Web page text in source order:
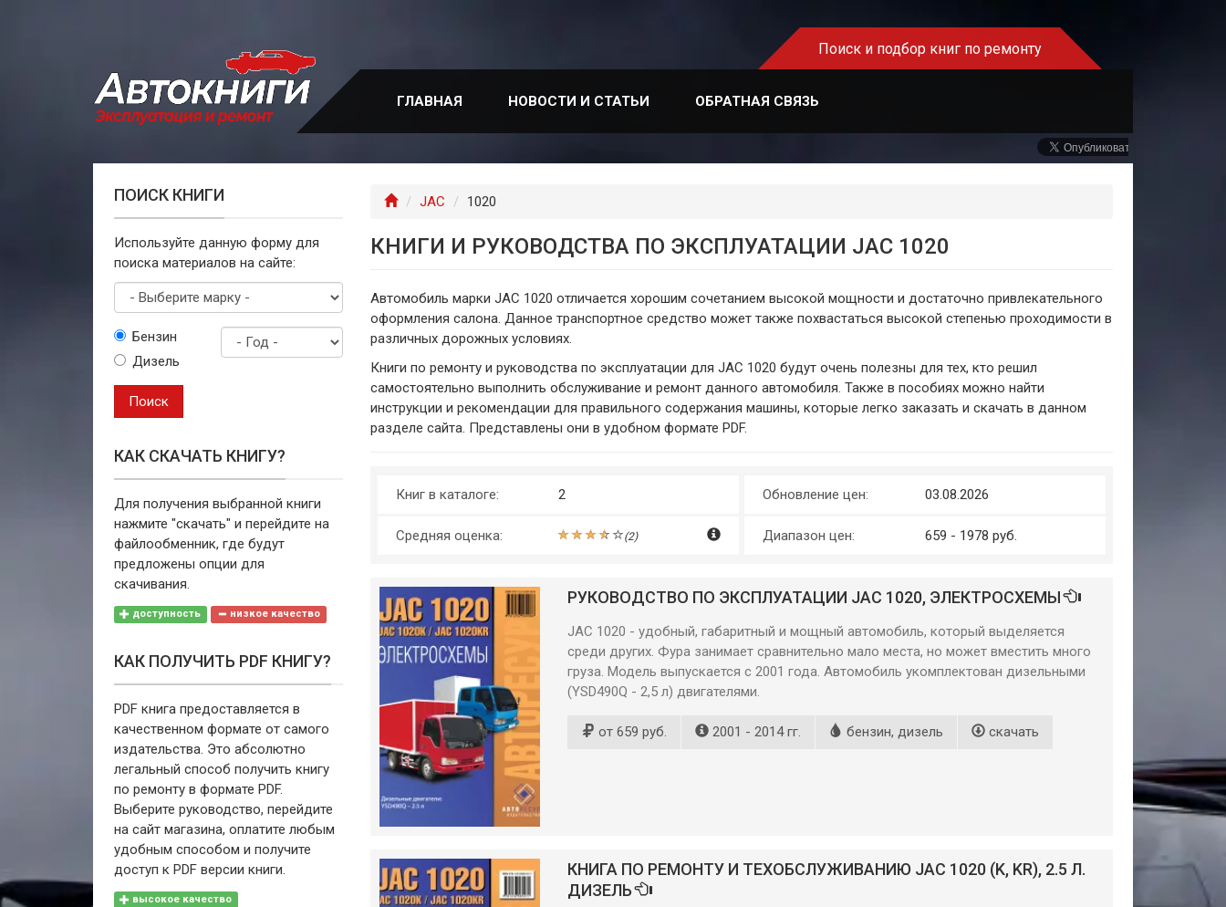
Поиск и подбор книг по ремонту
ГЛАВНАЯ НОВОСТИ И СТАТЬИ ОБРАТНАЯ СВЯЗЬ
Главная
JAC 1020
КНИГИ И РУКОВОДСТВА ПО ЭКСПЛУАТАЦИИ JAC 1020
Автомобиль марки JAC 1020 отличается хорошим сочетанием высокой мощности и достаточно привлекательного
оформления салона. Данное транспортное средство может также похвастаться высокой степенью проходимости в
различных дорожных условиях.
Книги по ремонту и руководства по эксплуатации для JAC 1020 будут очень полезны для тех, кто решил
самостоятельно выполнить обслуживание и ремонт данного автомобиля. Также в пособиях можно найти
инструкции и рекомендации для правильного содержания машины, которые легко заказать и скачать в данном
разделе сайта. Представлены они в удобном формате PDF.
Книг в каталоге: 2 Обновление цен: 03.08.2026
Средняя оценка: (2) Диапазон цен: 659 - 1978 руб.
РУКОВОДСТВО ПО ЭКСПЛУАТАЦИИ JAC 1020, ЭЛЕКТРОСХЕМЫ
JAC 1020 - удобный, габаритный и мощный автомобиль, который выделяется
среди других. Фура занимает сравнительно мало места, но может вместить много
груза. Модель выпускается с 2001 года. Автомобиль укомплектован дизельными
(YSD490Q - 2,5 л) двигателями.
от 659 руб. 2001 - 2014 гг. бензин, дизель скачать
КНИГА ПО РЕМОНТУ И ТЕХОБСЛУЖИВАНИЮ JAC 1020 (K, KR), 2.5 Л.
ДИЗЕЛЬ
ПОИСК КНИГИ
Используйте данную форму для
поиска материалов на сайте:
маркуБензин
Дизель
Поиск
КАК СКАЧАТЬ КНИГУ?
Для получения выбранной книги
нажмите "скачать" и перейдите на
файлообменник, где будут
предложены опции для
скачивания.
доступность низкое качество
КАК ПОЛУЧИТЬ PDF КНИГУ?
PDF книга предоставляется в
качественном формате от самого
издательства. Это абсолютно
легальный способ получить книгу
по ремонту в формате PDF.
Выберите руководство, перейдите
на сайт магазина, оплатите любым
удобным способом и получите
доступ к PDF версии книги.
высокое качество